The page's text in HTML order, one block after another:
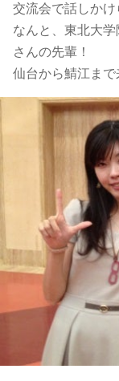
交流会で話しかけ
なんと、東北大
さんの先輩！
仙台から鯖江まで